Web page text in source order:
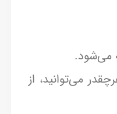
می‌شود.
می‌توانید، از